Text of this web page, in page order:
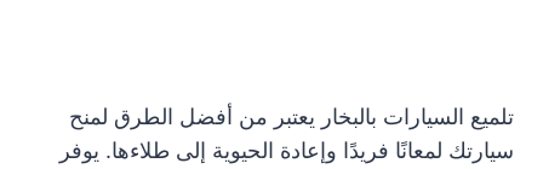
تلميع السيارات بالبخار يعتبر من أفضل الطرق لمنح
سيارتك لمعانًا فريدًا وإعادة الحيوية إلى طلاءها. يوفر